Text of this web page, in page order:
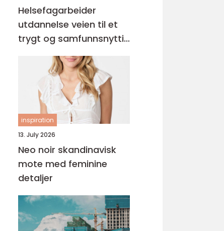
Helsefagarbeider
utdannelse veien til et
trygt og samfunnsnyttig
inspiration
13. July 2026
Neo noir skandinavisk
mote med feminine
detaljer